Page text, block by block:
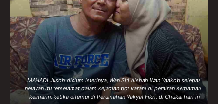
MAHADI Jusoh dicium isterinya, Wan Siti Aishah Wan Yaakob selepas
nelayan itu terselamat dalam kejadian bot karam di perairan Kemaman
kelmarin, ketika ditemui di Perumahan Rakyat Fikri, di Chukai hari ini